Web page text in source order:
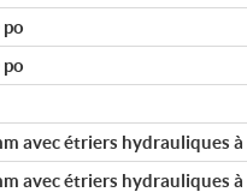
po
po
avec étriers hydrauliques
avec étriers hydrauliques